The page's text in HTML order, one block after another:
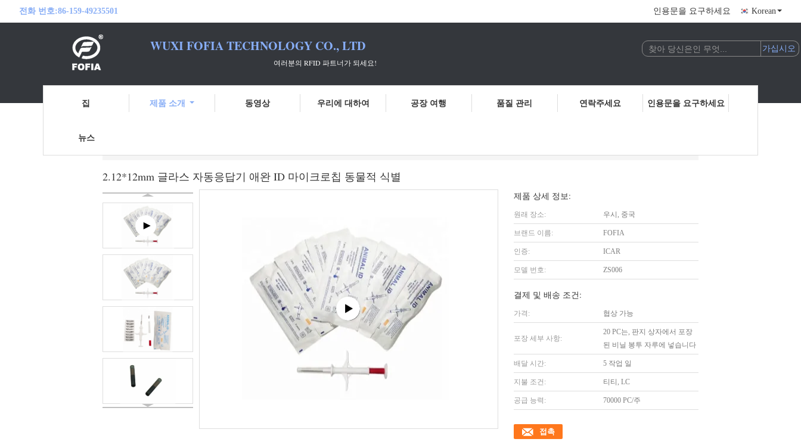
전화 번호:86-159-49235501 인용문을 요구하세요 Korean
WUXI FOFIA TECHNOLOGY CO., LTD
여러분의 RFID 파트너가 되세요!
집 제품 소개 동영상 우리에 대하여 공장 여행 품질 관리 연락주세요 인용문을 요구하세요
뉴스
2.12*12mm 글라스 자동응답기 애완 ID 마이크로칩 동물적 식별
제품 상세 정보:
원래 장소: 우시, 중국
브랜드 이름: FOFIA
인증: ICAR
모델 번호: ZS006
결제 및 배송 조건:
가격: 협상 가능
포장 세부 사항:
20 PC는, 판지 상자에서 포장
된 비닐 봉투 자루에 넣습니다
배달 시간: 5 작업 일
지불 조건: 티티, LC
공급 능력: 70000 PC/주
접촉